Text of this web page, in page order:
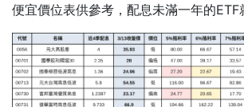
便宜價位表供參考，配息未滿一年的ETF